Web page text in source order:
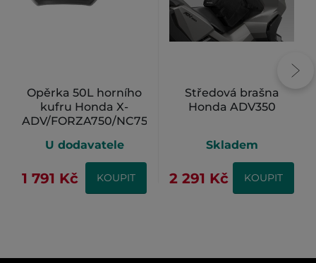
Opěrka 50L horního
kufru Honda X-
ADV/FORZA750/NC750
U dodavatele
1 791 Kč KOUPIT
Středová brašna
Honda ADV350
Skladem
2 291 Kč KOUPIT